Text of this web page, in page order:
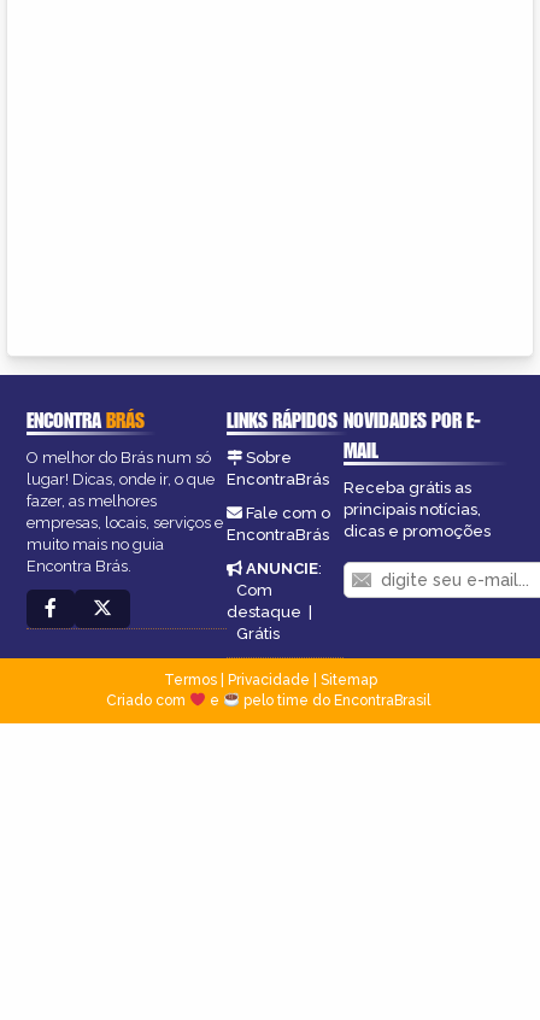
ENCONTRABRÁS
O melhor do Brás num só
lugar! Dicas, onde ir, o que
fazer, as melhores
empresas, locais, serviços e
muito mais no guia
Encontra Brás.
LINKS RÁPIDOS
Sobre
EncontraBrás
Fale com o
EncontraBrás
ANUNCIE:
Com
destaque |
Grátis
NOVIDADES POR E-
MAIL
Receba grátis as
principais notícias,
dicas e promoções
Termos| Privacidade
Sitemap
Criado com
e pelo time do EncontraBrasil